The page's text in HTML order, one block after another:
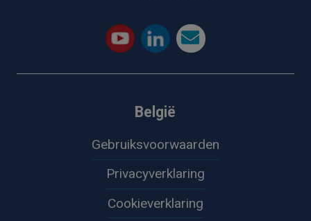
België
Gebruiksvoorwaarden
Privacyverklaring
Cookieverklaring